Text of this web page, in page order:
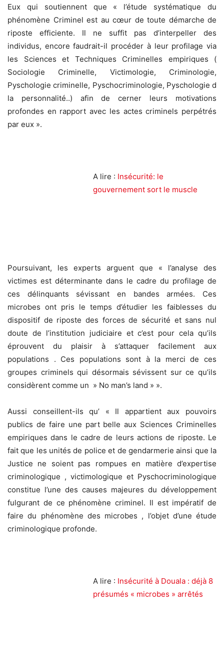
Eux qui soutiennent que « l’étude systématique du
phénomène Criminel est au cœur de toute démarche de
riposte efficiente. Il ne suffit pas d’interpeller des
individus, encore faudrait-il procéder à leur profilage via
les Sciences et Techniques Criminelles empiriques (
Sociologie Criminelle, Victimologie, Criminologie,
Pyschologie criminelle, Pyschocriminologie, Pyschologie d
la personnalité..) afin de cerner leurs motivations
profondes en rapport avec les actes criminels perpétrés
par eux ».
A lire : Insécurité: le
gouvernement sort le muscle
Poursuivant, les experts arguent que « l’analyse des
victimes est déterminante dans le cadre du profilage de
ces délinquants sévissant en bandes armées. Ces
microbes ont pris le temps d’étudier les faiblesses du
dispositif de riposte des forces de sécurité et sans nul
doute de l’institution judiciaire et c’est pour cela qu’ils
éprouvent du plaisir à s’attaquer facilement aux
populations . Ces populations sont à la merci de ces
groupes criminels qui désormais sévissent sur ce qu’ils
considèrent comme un » No man’s land » ».
Aussi conseillent-ils qu’ « Il appartient aux pouvoirs
publics de faire une part belle aux Sciences Criminelles
empiriques dans le cadre de leurs actions de riposte. Le
fait que les unités de police et de gendarmerie ainsi que la
Justice ne soient pas rompues en matière d’expertise
criminologique , victimologique et Pyschocriminologique
constitue l’une des causes majeures du développement
fulgurant de ce phénomène criminel. Il est impératif de
faire du phénomène des microbes , l’objet d’une étude
criminologique profonde.
A lire : Insécurité à Douala : déjà 8
présumés « microbes » arrêtés